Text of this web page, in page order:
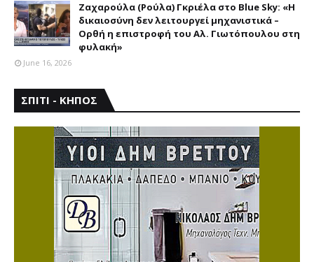
Ζαχαρούλα (Ρούλα) Γκριέλα στο Blue Sky: «Η
δικαιοσύνη δεν λειτουργεί μηχανιστικά –
Ορθή η επιστροφή του Αλ. Γιωτόπουλου στη
φυλακή»
June 16, 2026
ΣΠΙΤΙ - ΚΗΠΟΣ